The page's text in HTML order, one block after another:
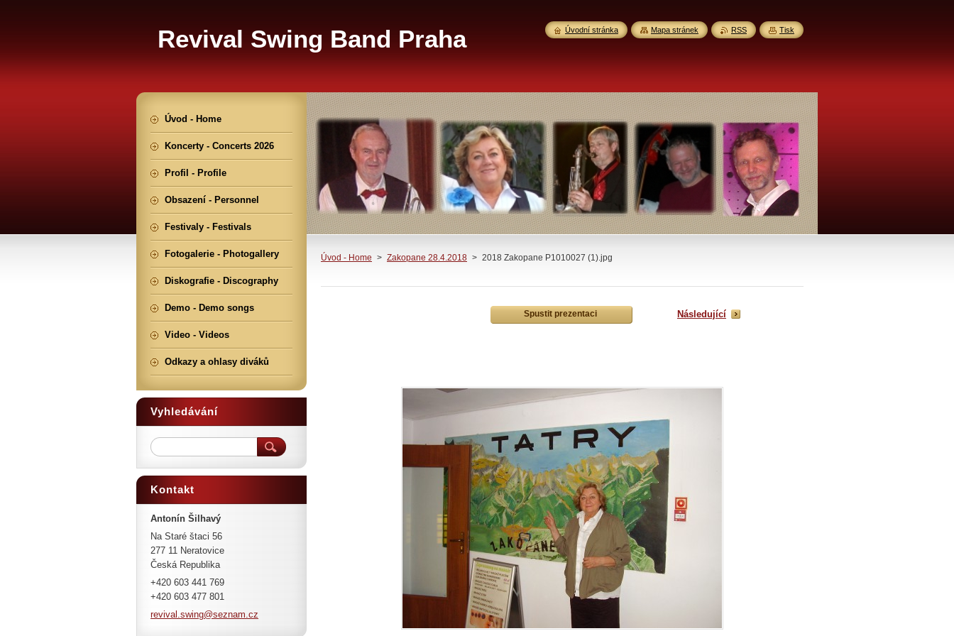
Revival Swing Band Praha
Úvod - Home > Zakopane 28.4.2018 > 2018 Zakopane P1010027 (1).jpg
Spustit prezentaci Následující
Úvod - Home
Koncerty - Concerts 2026
Profil - Profile
Obsazení - Personnel
Festivaly - Festivals
Fotogalerie - Photogallery
Diskografie - Discography
Demo - Demo songs
Video - Videos
Odkazy a ohlasy diváků
Vyhledávání
Kontakt
Antonín Šilhavý
Na Staré štaci 56
277 11 Neratovice
Česká Republika
+420 603 441 769
+420 603 477 801
revival.swing@seznam.cz
Úvodní stránka Mapa stránek RSS Tisk